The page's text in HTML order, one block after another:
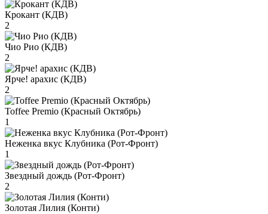
Крокант (КДВ)
2
Чио Рио (КДВ)
2
Ярче! арахис (КДВ)
2
Toffee Premio (Красный Октябрь)
1
Неженка вкус Клубника (Рот-Фронт)
1
Звездный дождь (Рот-Фронт)
2
Золотая Лилия (Конти)